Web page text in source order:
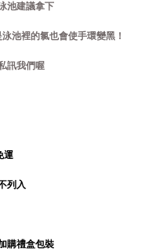
池建議拿下
池裡的氯也會使手環變黑！
訊我們喔
運
列入
購禮盒包裝